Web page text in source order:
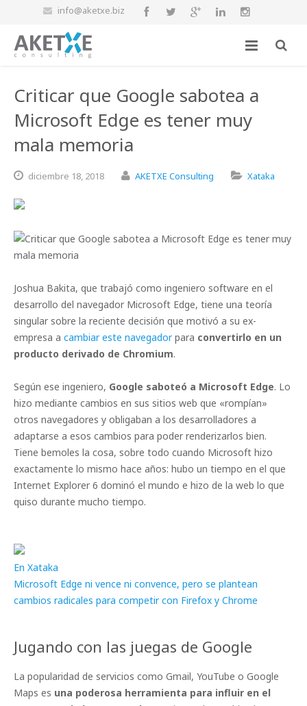
info@aketxe.biz
Criticar que Google sabotea a
Microsoft Edge es tener muy
mala memoria
diciembre 18, 2018 AKETXE Consulting Xataka
Joshua Bakita, que trabajó como ingeniero software en el
desarrollo del navegador Microsoft Edge, tiene una teoría
singular sobre la reciente decisión que motivó a su ex-
empresa a cambiar este navegadorpara convertirlo en un
producto derivado de Chromium.
Según ese ingeniero, Google saboteó a Microsoft Edge. Lo
hizo mediante cambios en sus sitios web que «rompían»
otros navegadores y obligaban a los desarrolladores a
adaptarse a esos cambios para poder renderizarlos bien.
Tiene bemoles la cosa, sobre todo cuando Microsoft hizo
exactamente lo mismo hace años: hubo un tiempo en el que
Internet Explorer 6 dominó el mundo e hizo de la web lo que
quiso durante mucho tiempo.
En Xataka
Microsoft Edge ni vence ni convence, pero se plantean
cambios radicales para competir con Firefox y Chrome
Jugando con las juegas de Google
La popularidad de servicios como Gmail, YouTube o Google
Maps es una poderosa herramienta para influir en el